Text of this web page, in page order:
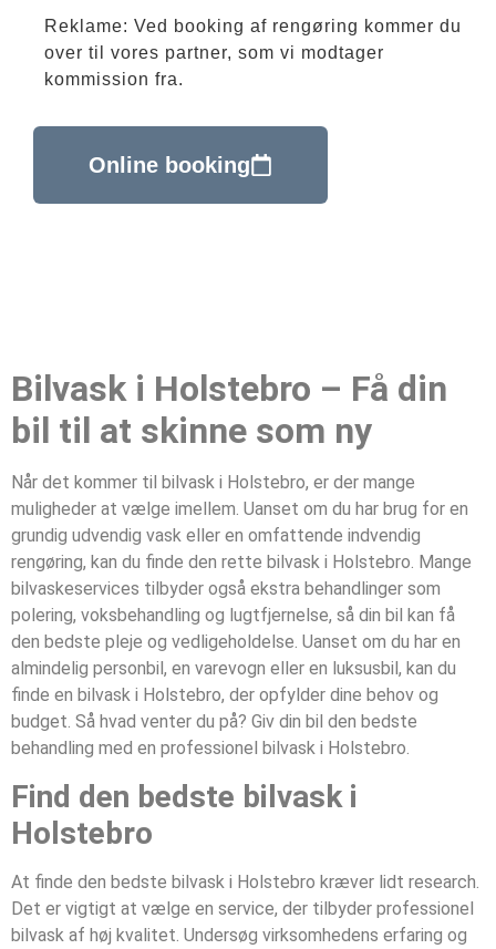
Reklame: Ved booking af rengøring kommer du
over til vores partner, som vi modtager
kommission fra.
Online booking
Bilvask i Holstebro – Få din
bil til at skinne som ny
Når det kommer til bilvask i Holstebro, er der mange
muligheder at vælge imellem. Uanset om du har brug for en
grundig udvendig vask eller en omfattende indvendig
rengøring, kan du finde den rette bilvask i Holstebro. Mange
bilvaskeservices tilbyder også ekstra behandlinger som
polering, voksbehandling og lugtfjernelse, så din bil kan få
den bedste pleje og vedligeholdelse. Uanset om du har en
almindelig personbil, en varevogn eller en luksusbil, kan du
finde en bilvask i Holstebro, der opfylder dine behov og
budget. Så hvad venter du på? Giv din bil den bedste
behandling med en professionel bilvask i Holstebro.
Find den bedste bilvask i
Holstebro
At finde den bedste bilvask i Holstebro kræver lidt research.
Det er vigtigt at vælge en service, der tilbyder professionel
bilvask af høj kvalitet. Undersøg virksomhedens erfaring og